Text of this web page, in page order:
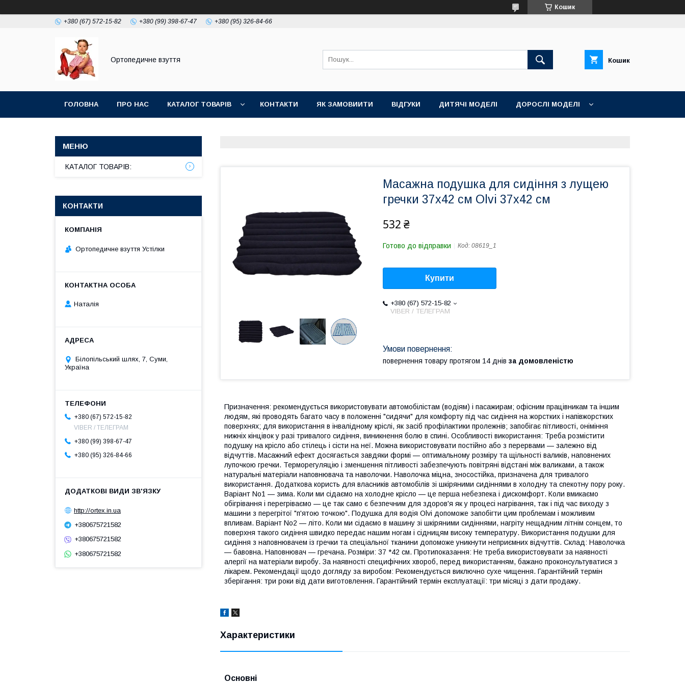
Кошик
+380 (67) 572-15-82 +380 (99) 398-67-47 +380 (95) 326-84-66
Ортопедичне взуття Кошик
ГОЛОВНА ПРО НАС КАТАЛОГ ТОВАРІВ КОНТАКТИ ЯК ЗАМОВИИТИ ВІДГУКИ ДИТЯЧІ МОДЕЛІ ДОРОСЛІ МОДЕЛІ
Масажна подушка для сидіння з лущею
гречки 37х42 см Olvi 37x42 см
532 ₴
Готово до відправки Код: 08619_1
Купити
+380 (67) 572-15-82
VIBER / ТЕЛЕГРАМ
повернення товару протягом 14 днів за домовленістю
Призначення: рекомендується використовувати автомобілістам (водіям) і пасажирам; офісним працівникам та іншим
людям, які проводять багато часу в положенні "сидячи" для комфорту під час сидіння на жорстких і напівжорстких
поверхнях; для використання в інвалідному кріслі, як засіб профілактики пролежнів; запобігає пітливості, оніміння
нижніх кінцівок у разі тривалого сидіння, виникнення болю в спині. Особливості використання: Треба розмістити
подушку на крісло або стілець і сісти на неї. Можна використовувати постійно або з перервами — залежно від
відчуттів. Масажний ефект досягається завдяки формі — оптимальному розміру та щільності валиків, наповнених
лупочкою гречки. Терморегуляцію і зменшення пітливості забезпечують повітряні відстані між валиками, а також
натуральні матеріали наповнювача та наволочки. Наволочка міцна, зносостійка, призначена для тривалого
використання. Додаткова користь для власників автомобілів зі шкіряними сидіннями в холодну та спекотну пору року.
Варіант No1 — зима. Коли ми сідаємо на холодне крісло — це перша небезпека і дискомфорт. Коли вмикаємо
обігрівання і перегріваємо — це так само є безпечним для здоров'я як у процесі нагрівання, так і під час виходу з
машини з перегрітої "п'ятою точкою". Подушка для водія Olvi допоможе запобігти цим проблемам і можливим
впливам. Варіант No2 — літо. Коли ми сідаємо в машину зі шкіряними сидіннями, нагріту нещадним літнім сонцем, то
поверхня такого сидіння швидко передає нашим ногам і сідницям високу температуру. Використання подушки для
сидіння з наповнювачем із гречки та спеціальної тканини допоможе уникнути неприємних відчуттів. Склад: Наволочка
— бавовна. Наповнювач — гречана. Розміри: 37 *42 см. Протипоказання: Не треба використовувати за наявності
алергії на матеріали виробу. За наявності специфічних хвороб, перед використанням, бажано проконсультуватися з
лікарем. Рекомендації щодо догляду за виробом: Рекомендується виключно сухе чищення. Гарантійний термін
зберігання: три роки від дати виготовлення. Гарантійний термін експлуатації: три місяці з дати продажу.
Характеристики
Основні
КАТАЛОГ ТОВАРІВ:
КОНТАКТИ
Ортопедичне взуття Устілки
Наталія
Білопільський шлях, 7, Суми,
Україна
+380 (67) 572-15-82
VIBER / ТЕЛЕГРАМ
+380 (99) 398-67-47
+380 (95) 326-84-66
http://ortex.in.ua
+380675721582
+380675721582
+380675721582